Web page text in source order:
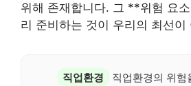
위해 존재합니다. 그 **위험 요
리 준비하는 것이 우리의 최선
직업환경
직업환경의 위험